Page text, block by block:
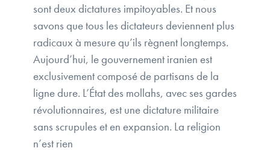
sont deux dictatures impitoyables. Et nous
savons que tous les dictateurs deviennent plus
radicaux à mesure qu’ils règnent longtemps.
Aujourd’hui, le gouvernement iranien est
exclusivement composé de partisans de la
ligne dure. L’État des mollahs, avec ses gardes
révolutionnaires, est une dictature militaire
sans scrupules et en expansion. La religion
n’est rien